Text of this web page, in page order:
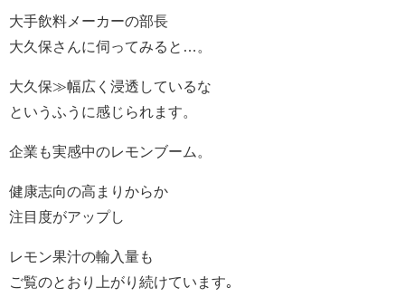
大手飲料メーカーの部長
大久保さんに伺ってみると…。
大久保≫幅広く浸透しているな
というふうに感じられます。
企業も実感中のレモンブーム。
健康志向の高まりからか
注目度がアップし
レモン果汁の輸入量も
ご覧のとおり上がり続けています｡